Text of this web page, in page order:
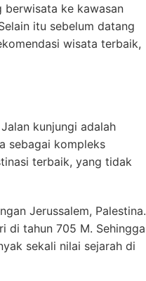
berwisata ke kawasan
itu sebelum datang
wisata terbaik,
kunjungi adalah
sebagai kompleks
terbaik, yang tidak
Jerussalem, Palestina.
di tahun 705 M. Sehingga
sekali nilai sejarah di